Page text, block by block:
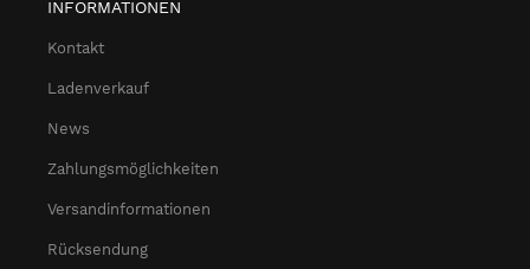
INFORMATIONEN
Kontakt
Ladenverkauf
News
Zahlungsmöglichkeiten
Versandinformationen
Rücksendung